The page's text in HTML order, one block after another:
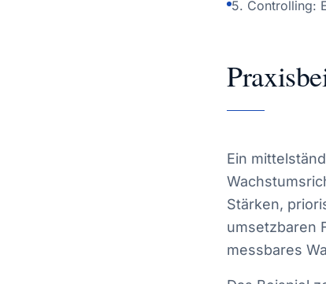
5. Controlling:
Ein
Stärken,
umsetzbaren
messbares